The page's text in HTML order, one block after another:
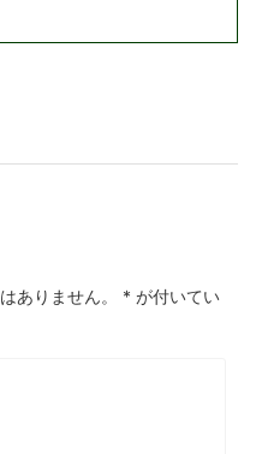
ありません。 * が付いてい